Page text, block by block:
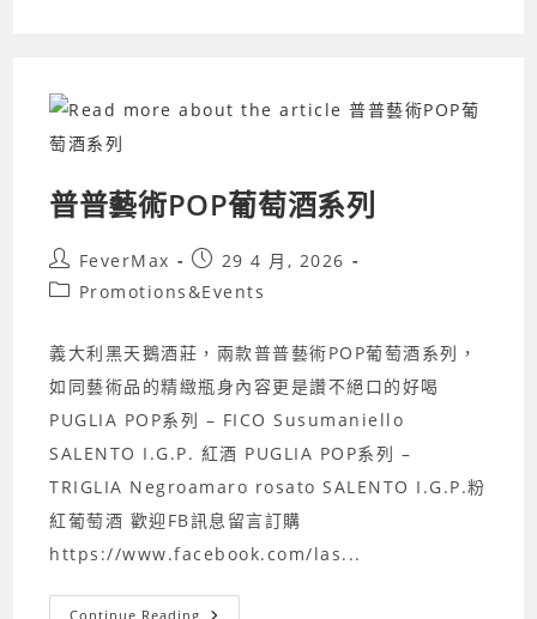
義
城
堡
年
工
酒
境
單
一
純
威
士
忌
Amarone
紅
酒
桶
限
定
普普藝術POP葡萄酒系列
Post
author:
FeverMax
Post
published:
29 4 月, 2026
PostPromotions&Events
義大利黑天鵝酒莊，兩款普普藝術POP葡萄酒系列，
如同藝術品的精緻瓶身內容更是讚不絕口的好喝
PUGLIA POP系列 – FICO Susumaniello
SALENTO I.G.P. 紅酒 PUGLIA POP系列 –
TRIGLIA Negroamaro rosato SALENTO I.G.P.粉
紅葡萄酒 歡迎FB訊息留言訂購
https://www.facebook.com/las...
Continue Reading